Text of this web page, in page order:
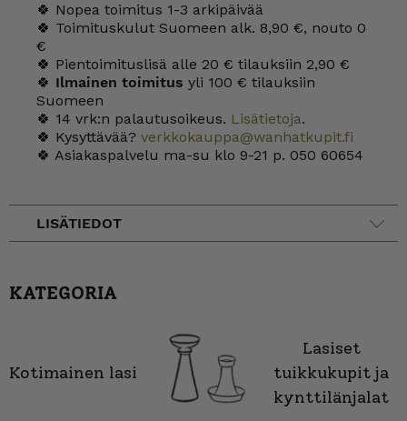
🍀 Nopea toimitus 1-3 arkipäivää
🍀 Toimituskulut Suomeen alk. 8,90 €, nouto 0
€
🍀 Pientoimituslisä alle 20 € tilauksiin 2,90 €
🍀 Ilmainen toimitus yli 100 € tilauksiin
Suomeen
🍀 14 vrk:n palautusoikeus. Lisätietoja.
🍀 Kysyttävää? verkkokauppa@wanhatkupit.fi
🍀 Asiakaspalvelu ma-su klo 9-21 p. 050 60654
LISÄTIEDOT
KATEGORIA
Kotimainen lasi
Lasiset
tuikkukupit ja
kynttilänjalat